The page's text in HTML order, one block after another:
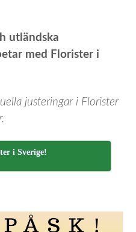
utländska
med Florister i
justeringar i Florister
i Sverige!